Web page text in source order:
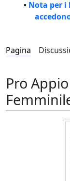
• Nota per i
Pagina
Pro